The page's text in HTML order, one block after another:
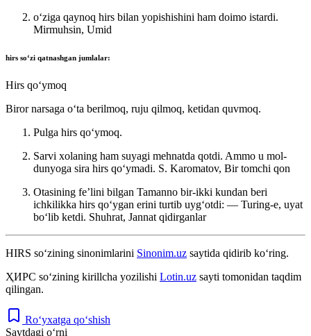
oʻziga qaynoq hirs bilan yopishishini ham doimo istardi.
Mirmuhsin, Umid
hirs soʻzi qatnashgan jumlalar:
Hirs qoʻymoq
Biror narsaga oʻta berilmoq, ruju qilmoq, ketidan quvmoq.
Pulga hirs qoʻymoq.
Sarvi xolaning ham suyagi mehnatda qotdi. Ammo u mol-
dunyoga sira hirs qoʻymadi. S. Karomatov, Bir tomchi qon
Otasining feʼlini bilgan Tamanno bir-ikki kundan beri
ichkilikka hirs qoʻygan erini turtib uygʻotdi: — Turing-e, uyat
boʻlib ketdi. Shuhrat, Jannat qidirganlar
HIRS so‘zining sinonimlarini Sinonim.uz saytida qidirib ko‘ring.
ҲИРС so‘zining kirillcha yozilishi Lotin.uz sayti tomonidan taqdim
qilingan.
Ro‘yxatga qo‘shish
Saytdagi o‘rni